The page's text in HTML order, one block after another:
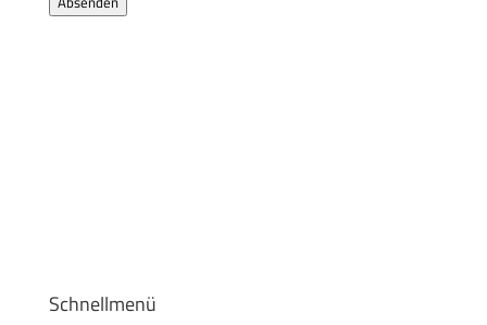
Schnellmenü